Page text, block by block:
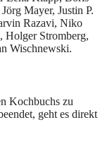
Mayer, Justin P.
Razavi, Niko
Holger Stromberg,
Wischnewski.
Kochbuchs zu
geht es direkt